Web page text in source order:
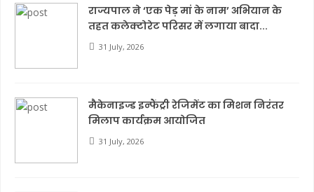
राज्यपाल ने ‘एक पेड़ मां के नाम’ अभियान के
तहत कलेक्टोरेट परिसर में लगाया बादा...
31 July, 2026
मैकेनाइज्ड इन्फैंट्री रेजिमेंट का मिशन निरंतर
मिलाप कार्यक्रम आयोजित
31 July, 2026